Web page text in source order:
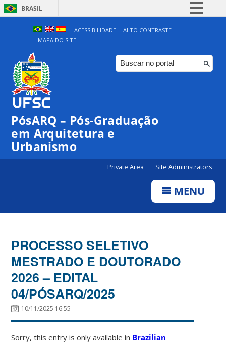
BRASIL
Simplifique!
Comunica BR
Participe
ACESSIBILIDADE
ALTO CONTRASTE
MAPA DO SITE
PósARQ – Pós-Graduação
em Arquitetura e
Urbanismo
Private Area Site Administrators
MENU
PROCESSO SELETIVO
MESTRADO E DOUTORADO
2026 – EDITAL
04/PÓSARQ/2025
10/11/2025 16:55
Sorry, this entry is only available in Brazilian